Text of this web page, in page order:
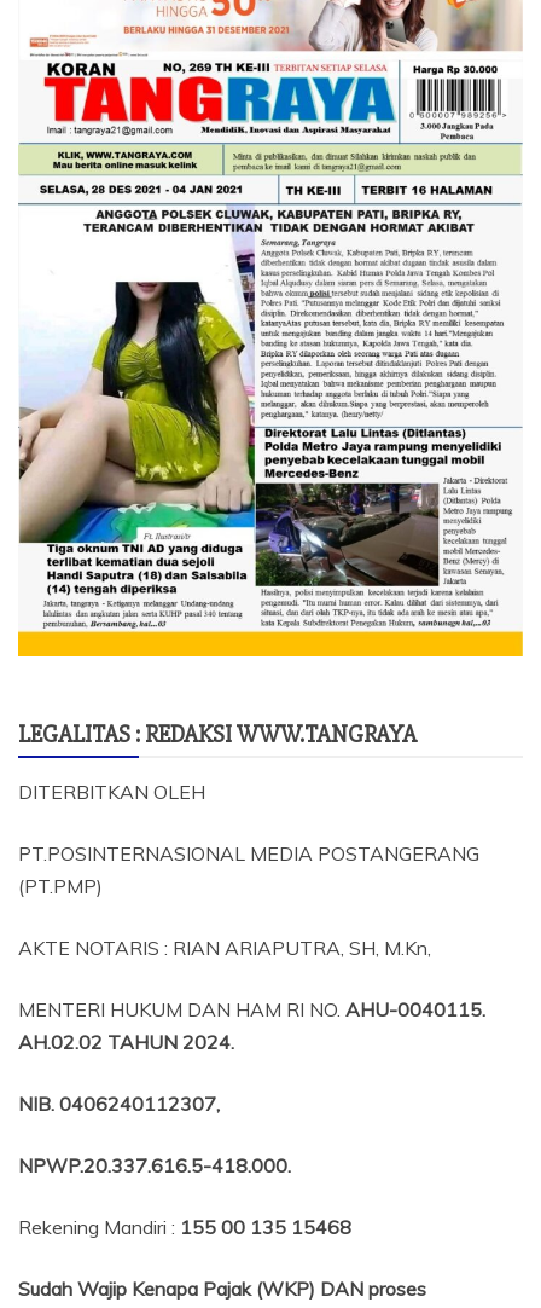
LEGALITAS : REDAKSI WWW.TANGRAYA
DITERBITKAN OLEH
PT.POSINTERNASIONAL MEDIA POSTANGERANG
(PT.PMP)
AKTE NOTARIS : RIAN ARIAPUTRA, SH, M.Kn,
MENTERI HUKUM DAN HAM RI NO. AHU-0040115.
AH.02.02 TAHUN 2024.
NIB. 0406240112307,
NPWP.20.337.616.5-418.000.
Rekening Mandiri : 155 00 135 15468
Sudah Wajip Kenapa Pajak (WKP) DAN proses